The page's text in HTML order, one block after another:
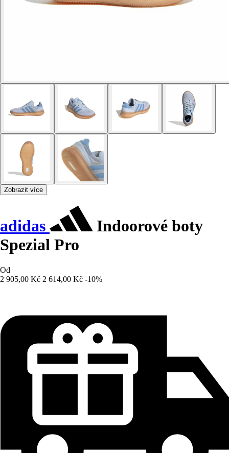
Zobrazit více
adidas
Indoorové boty
Spezial Pro
Od
2 905,00 Kč 2 614,00 Kč -10%